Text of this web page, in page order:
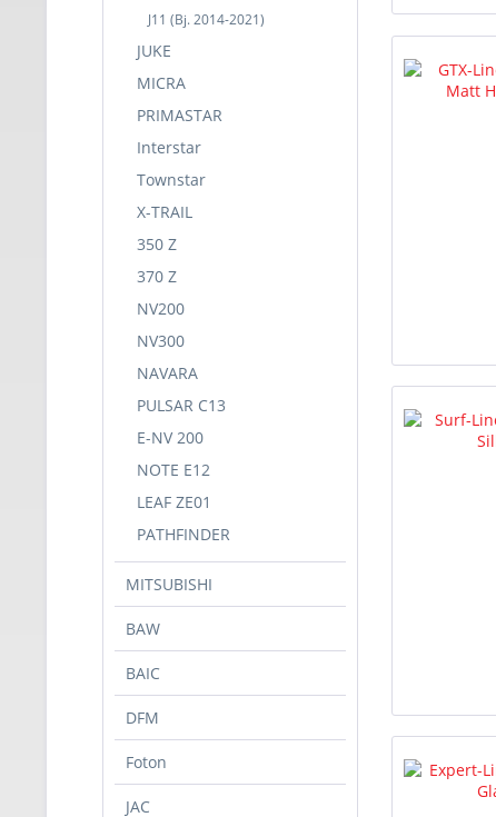
J11 (Bj. 2014-2021)
JUKE
MICRA
PRIMASTAR
Interstar
Townstar
X-TRAIL
350 Z
370 Z
NV200
NV300
NAVARA
PULSAR C13
E-NV 200
NOTE E12
LEAF ZE01
PATHFINDER
MITSUBISHI
BAW
BAIC
DFM
Foton
JAC